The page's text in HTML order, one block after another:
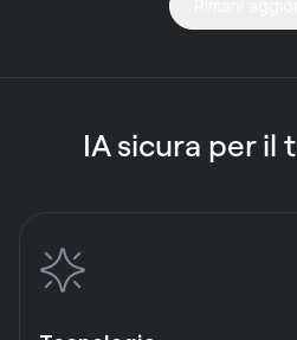
IA sicura per il